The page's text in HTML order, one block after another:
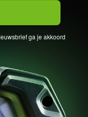
ga je akkoord